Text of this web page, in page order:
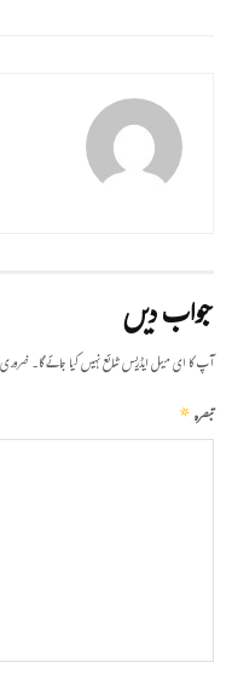
جواب دیں
آپ کا ای میل ایڈریس شائع نہیں کیا جائے گا۔
تبصرہ*